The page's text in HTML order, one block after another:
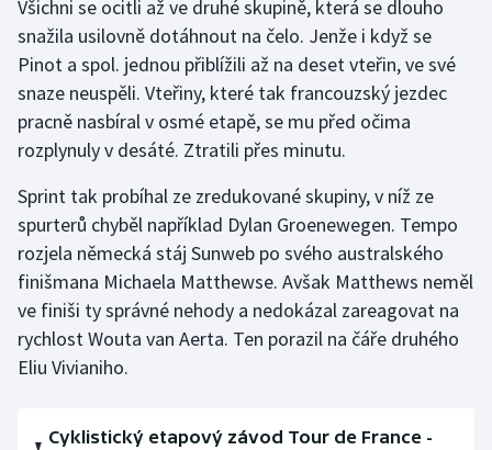
Všichni se ocitli až ve druhé skupině, která se dlouho
snažila usilovně dotáhnout na čelo. Jenže i když se
Pinot a spol. jednou přiblížili až na deset vteřin, ve své
snaze neuspěli. Vteřiny, které tak francouzský jezdec
pracně nasbíral v osmé etapě, se mu před očima
rozplynuly v desáté. Ztratili přes minutu.
Sprint tak probíhal ze zredukované skupiny, v níž ze
spurterů chyběl například Dylan Groenewegen. Tempo
rozjela německá stáj Sunweb po svého australského
finišmana Michaela Matthewse. Avšak Matthews neměl
ve finiši ty správné nehody a nedokázal zareagovat na
rychlost Wouta van Aerta. Ten porazil na čáře druhého
Eliu Vivianiho.
Cyklistický etapový závod Tour de France -